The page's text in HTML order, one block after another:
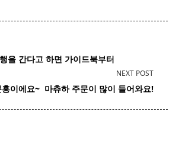
을 간다고 하면 가이드북부터
NEXT POST
홍이에요~ ​ 마츄하 주문이 많이 들어와요!